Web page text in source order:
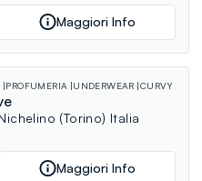
Maggiori Info
PROFUMERIA UNDERWEAR CURVY
(Torino) Italia
Maggiori Info